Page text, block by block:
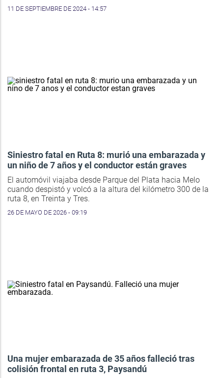
11 DE SEPTIEMBRE DE 2024 - 14:57
Siniestro fatal en Ruta 8: murió una embarazada y
un niño de 7 años y el conductor están graves
El automóvil viajaba desde Parque del Plata hacia Melo
cuando despistó y volcó a la altura del kilómetro 300 de la
ruta 8, en Treinta y Tres.
26 DE MAYO DE 2026 - 09:19
Una mujer embarazada de 35 años falleció tras
colisión frontal en ruta 3, Paysandú